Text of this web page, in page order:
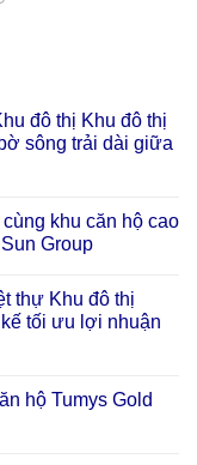
đô thị Khu đô thị
sông trải dài giữa
khu căn hộ cao
Group
thự Khu đô thị
tối ưu lợi nhuận
hộ Tumys Gold